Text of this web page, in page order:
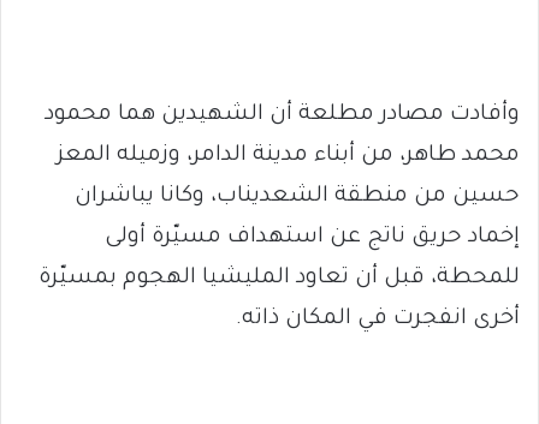
وأفادت مصادر مطلعة أن الشهيدين هما محمود
محمد طاهر، من أبناء مدينة الدامر، وزميله المعز
حسين من منطقة الشعديناب، وكانا يباشران
إخماد حريق ناتج عن استهداف مسيّرة أولى
للمحطة، قبل أن تعاود المليشيا الهجوم بمسيّرة
أخرى انفجرت في المكان ذاته.